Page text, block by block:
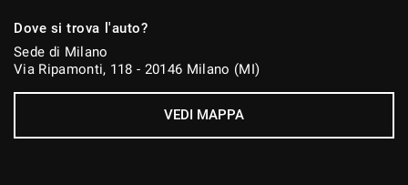
Dove si trova l'auto?
Sede di Milano
Via Ripamonti, 118 - 20146 Milano (MI)
VEDI MAPPA